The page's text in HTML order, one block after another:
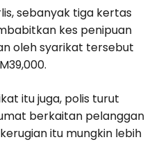
sebanyak tiga kertas
kes penipuan
oleh syarikat tersebut
itu juga, polis turut
berkaitan pelanggan
itu mungkin lebih